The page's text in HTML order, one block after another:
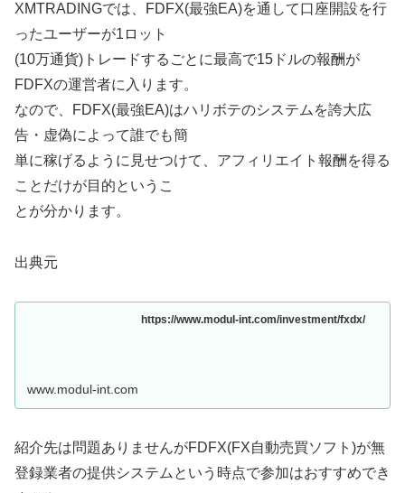
XMTRADINGでは、FDFX(最強EA)を通して口座開設を行
ったユーザーが1ロット
(10万通貨)トレードするごとに最高で15ドルの報酬が
FDFXの運営者に入ります。
なので、FDFX(最強EA)はハリボテのシステムを誇大広
告・虚偽によって誰でも簡
単に稼げるように見せつけて、アフィリエイト報酬を得る
ことだけが目的というこ
とが分かります。
出典元
https://www.modul-int.com/investment/fxdx/
www.modul-int.com
紹介先は問題ありませんがFDFX(FX自動売買ソフト)が無
登録業者の提供システムという時点で参加はおすすめでき